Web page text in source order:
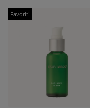
Favorit!